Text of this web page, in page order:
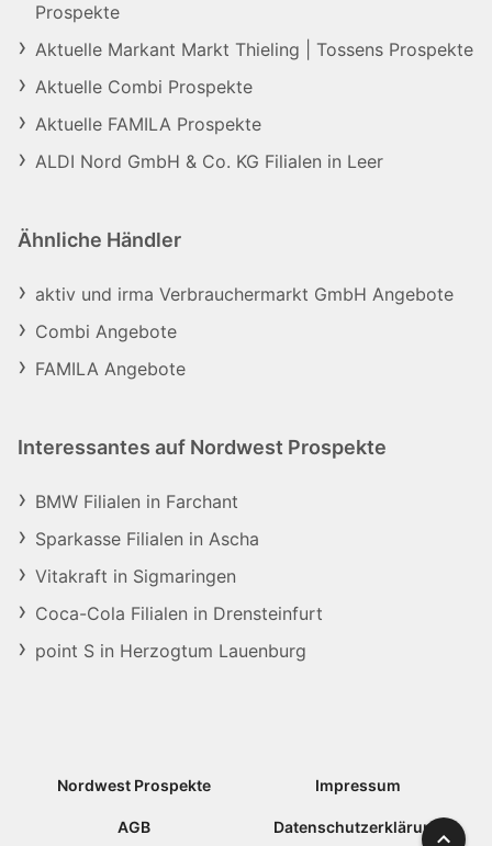
Prospekte
Aktuelle Markant Markt Thieling | Tossens Prospekte
Aktuelle Combi Prospekte
Aktuelle FAMILA Prospekte
ALDI Nord GmbH & Co. KG Filialen in Leer
Ähnliche Händler
aktiv und irma Verbrauchermarkt GmbH Angebote
Combi Angebote
FAMILA Angebote
Interessantes auf Nordwest Prospekte
BMW Filialen in Farchant
Sparkasse Filialen in Ascha
Vitakraft in Sigmaringen
Coca-Cola Filialen in Drensteinfurt
point S in Herzogtum Lauenburg
Nordwest Prospekte Impressum
AGB Datenschutzerklärung Nach